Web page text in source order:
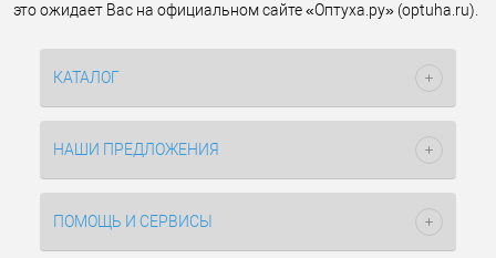
это ожидает Вас на официальном сайте «Оптуха.ру» (optuha.ru).
КАТАЛОГ
НАШИ ПРЕДЛОЖЕНИЯ
ПОМОЩЬ И СЕРВИСЫ